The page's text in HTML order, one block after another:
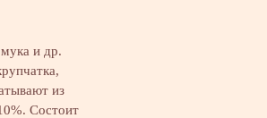
и др.
из
Состоит